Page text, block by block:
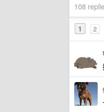
108
1 2